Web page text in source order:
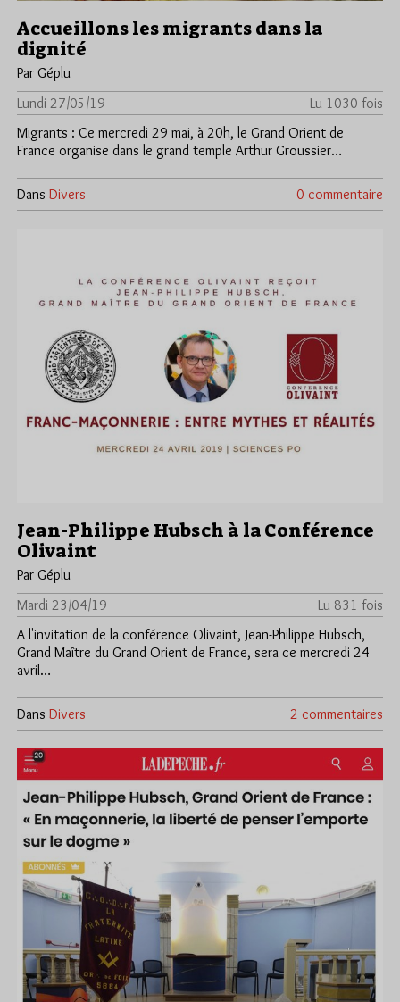
Accueillons les migrants dans la
dignité
Par Géplu
Lundi 27/05/19
Lu 1030 fois
Migrants : Ce mercredi 29 mai, à 20h, le Grand Orient de
France organise dans le grand temple Arthur Groussier…
Dans Divers 0 commentaire
Jean-Philippe Hubsch à la Conférence
Olivaint
Par Géplu
Mardi 23/04/19
Lu 831 fois
A l'invitation de la conférence Olivaint, Jean-Philippe Hubsch,
Grand Maître du Grand Orient de France, sera ce mercredi 24
avril…
Dans Divers 2 commentaires